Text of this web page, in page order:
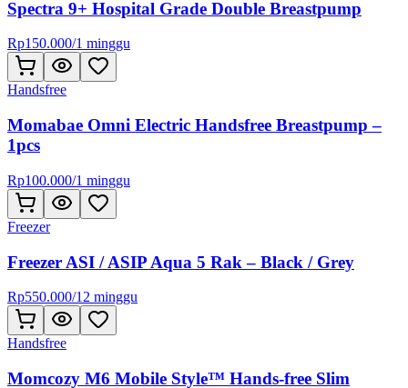
Spectra 9+ Hospital Grade Double Breastpump
Rp150.000/1 minggu
Handsfree
Momabae Omni Electric Handsfree Breastpump –
1pcs
Rp100.000/1 minggu
Freezer
Freezer ASI / ASIP Aqua 5 Rak – Black / Grey
Rp550.000/12 minggu
Handsfree
Momcozy M6 Mobile Style™ Hands-free Slim